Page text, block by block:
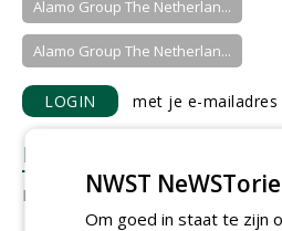
Alamo Group The Netherlan...
Alamo Group The Netherlan...
LOGIN met je e-mailadres
REACTIES
Er zijn nog geen reacties.
NWST
Om goed in staat te zijn